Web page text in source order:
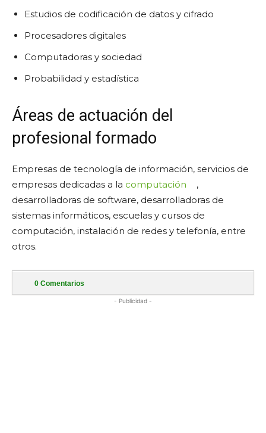
Estudios de codificación de datos y cifrado
Procesadores digitales
Computadoras y sociedad
Probabilidad y estadística
Áreas de actuación del
profesional formado
Empresas de tecnología de información, servicios de
empresas dedicadas a la computación
,
desarrolladoras de software, desarrolladoras de
sistemas informáticos, escuelas y cursos de
computación, instalación de redes y telefonía, entre
otros.
0 Comentarios
- Publicidad -